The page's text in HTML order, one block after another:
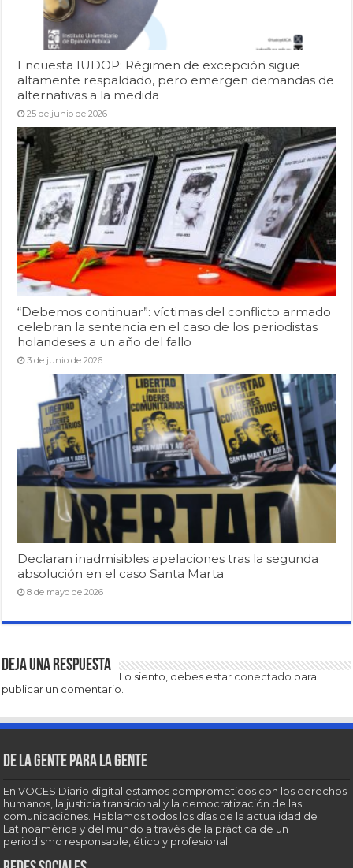
Encuesta IUDOP: Régimen de excepción sigue
altamente respaldado, pero emergen demandas de
alternativas a la medida
25 de junio de 2026
“Debemos continuar”: víctimas del conflicto armado
celebran la sentencia en el caso de los periodistas
holandeses a un año del fallo
3 de junio de 2026
Declaran inadmisibles apelaciones tras la segunda
absolución en el caso Santa Marta
8 de mayo de 2026
Deja una respuesta
Lo siento, debes estar conectado para
publicar un comentario.
De la gente para la gente
En VOCES Diario digital estamos comprometidos con los derechos
humanos, la justicia transicional y la democratización de las
comunicaciones. Hablamos todos los días de la actualidad de
Latinoamérica y del mundo a través de la práctica de un
periodismo responsable, ético y profesional.